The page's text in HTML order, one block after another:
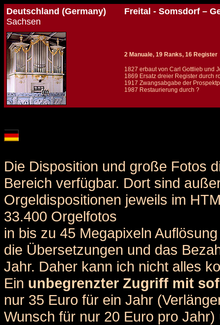
Deutschland (Germany)
Sachsen
Freital - Somsdorf –
2 Manuale, 19 Ranks, 16 Register
1827 erbaut von Carl Gottlieb und
1869 Ersatz dreier Register durch
1917 Zwangsabgabe der
1987 Restaurierung durch ?
Die Disposition und große Fotos
Bereich verfügbar. Dort sind
Orgeldispositionen jeweils im
33.400 Orgelfotos
in bis zu 45 Megapixeln
die Übersetzungen und das
Jahr. Daher kann ich nicht alles
Ein unbegrenzter Zugriff mit
nur 35 Euro für ein Jahr
Wunsch für nur 20 Euro pro